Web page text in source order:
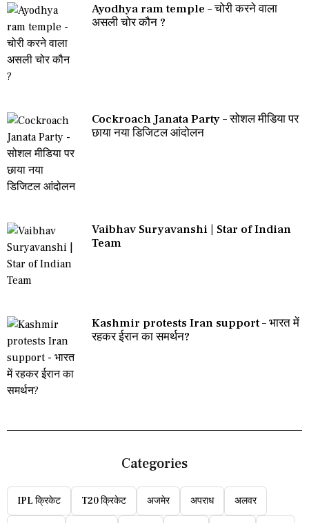
Ayodhya ram temple – चोरी करने वाला
असली चोर कौन ?
Cockroach Janata Party – सोशल मीडिया पर
छाया नया डिजिटल आंदोलन
Vaibhav Suryavanshi | Star of Indian
Team
Kashmir protests Iran support – भारत में
रहकर ईरान का समर्थन?
Categories
IPL क्रिकेट T20 क्रिकेट अजमेर अपराध अलवर